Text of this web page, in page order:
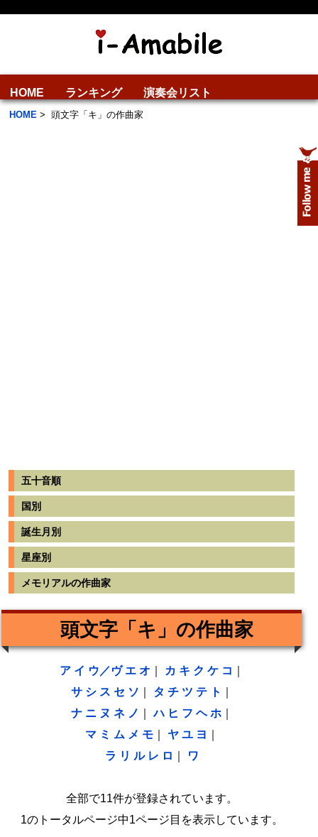
HOME ランキング 演奏会リスト
HOME > 頭文字「キ」の作曲家
五十音順
国別
誕生月別
星座別
メモリアルの作曲家
頭文字「キ」の作曲家
ア イ ウ／ヴ エ オ カ キ ク ケ コ
サ シ ス セ ソ タ チ ツ テ ト
ナ ニ ヌ ネ ノ ｜ハ ヒ フ ヘ ホ｜
マ ミ ム メ モ｜ ヤ ユ ヨ
ラ リ ル レ ロ ワ
全部で11件が登録されています。
1のトータルページ中1ページ目を表示しています。